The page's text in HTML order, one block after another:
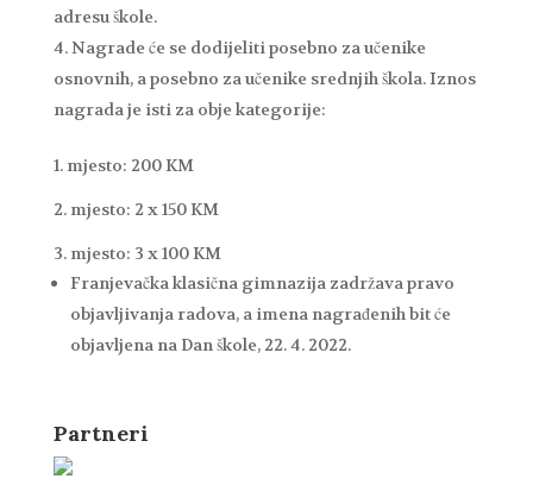
adresu škole.
Nagrade će se dodijeliti posebno za učenike
osnovnih, a posebno za učenike srednjih škola. Iznos
nagrada je isti za obje kategorije:
1. mjesto: 200 KM
2. mjesto: 2 x 150 KM
3. mjesto: 3 x 100 KM
Franjevačka klasična gimnazija zadržava pravo
objavljivanja radova, a imena nagrađenih bit će
objavljena na Dan škole, 22. 4. 2022.
Partneri